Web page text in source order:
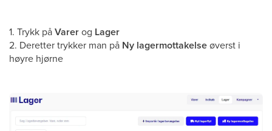
1. Trykk påVarerog Lager
2. Deretter trykker man på Ny lagermottakelseøverst i
høyre hjørne